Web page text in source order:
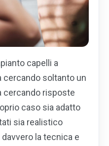
capelli a
cercando soltanto un
cercando risposte
caso sia adatto
sia realistico
la tecnica e